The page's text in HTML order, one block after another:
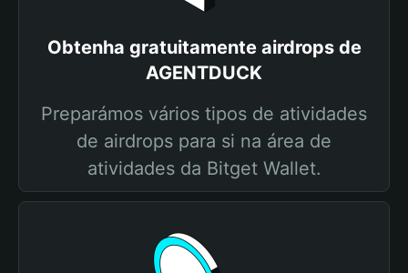
Obtenha gratuitamente airdrops de
AGENTDUCK
Preparámos vários tipos de atividades
de airdrops para si na área de
atividades da Bitget Wallet.